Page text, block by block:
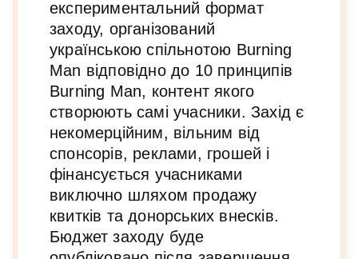
експериментальний формат
заходу, організований
українською спільнотою Burning
Man відповідно до 10 принципів
Burning Man, контент якого
створюють самі учасники. Захід є
некомерційним, вільним від
спонсорів, реклами, грошей і
фінансується учасниками
виключно шляхом продажу
квитків та донорських внесків.
Бюджет заходу буде